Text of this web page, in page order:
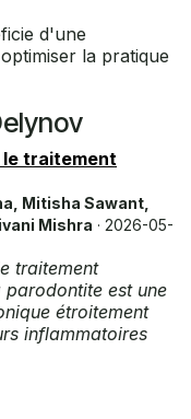
d'une
la pratique
le traitement
Mitisha Sawant,
Mishra · 2026-05-
traitement
est une
étroitement
inflammatoires